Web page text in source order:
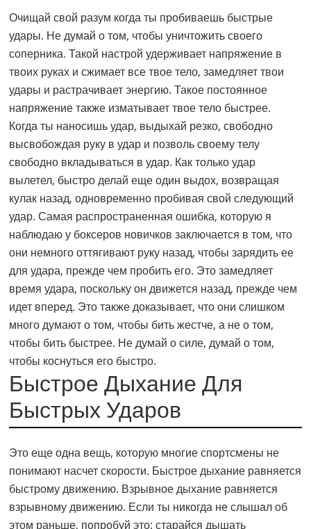
Очищай свой разум когда ты пробиваешь быстрые
удары. Не думай о том, чтобы уничтожить своего
соперника. Такой настрой удерживает напряжение в
твоих руках и сжимает все твое тело, замедляет твои
удары и растрачивает энергию. Такое постоянное
напряжение также изматывает твое тело быстрее.
Когда ты наносишь удар, выдыхай резко, свободно
высвобождая руку в удар и позволь своему телу
свободно вкладываться в удар. Как только удар
вылетел, быстро делай еще один выдох, возвращая
кулак назад, одновременно пробивая свой следующий
удар. Самая распространенная ошибка, которую я
наблюдаю у боксеров новичков заключается в том, что
они немного оттягивают руку назад, чтобы зарядить ее
для удара, прежде чем пробить его. Это замедляет
время удара, поскольку он движется назад, прежде чем
идет вперед. Это также доказывает, что они слишком
много думают о том, чтобы бить жестче, а не о том,
чтобы бить быстрее. Не думай о силе, думай о том,
чтобы коснуться его быстро.
Быстрое Дыхание Для
Быстрых Ударов
Это еще одна вещь, которую многие спортсмены не
понимают насчет скорости. Быстрое дыхание равняется
быстрому движению. Взрывное дыхание равняется
взрывному движению. Если ты никогда не слышал об
этом раньше, попробуй это: старайся дышать